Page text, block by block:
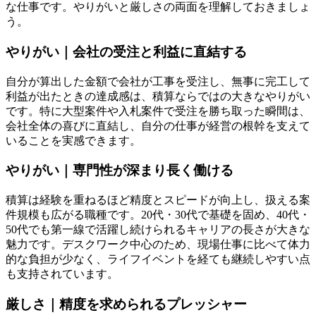
な仕事です。やりがいと厳しさの両面を理解しておきましょ
う。
やりがい｜会社の受注と利益に直結する
自分が算出した金額で会社が工事を受注し、無事に完工して
利益が出たときの達成感は、積算ならではの大きなやりがい
です。特に大型案件や入札案件で受注を勝ち取った瞬間は、
会社全体の喜びに直結し、自分の仕事が経営の根幹を支えて
いることを実感できます。
やりがい｜専門性が深まり長く働ける
積算は経験を重ねるほど精度とスピードが向上し、扱える案
件規模も広がる職種です。20代・30代で基礎を固め、40代・
50代でも第一線で活躍し続けられるキャリアの長さが大きな
魅力です。デスクワーク中心のため、現場仕事に比べて体力
的な負担が少なく、ライフイベントを経ても継続しやすい点
も支持されています。
厳しさ｜精度を求められるプレッシャー